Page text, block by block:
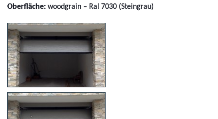
Oberfläche: woodgrain – Ral 7030 (Steingrau)